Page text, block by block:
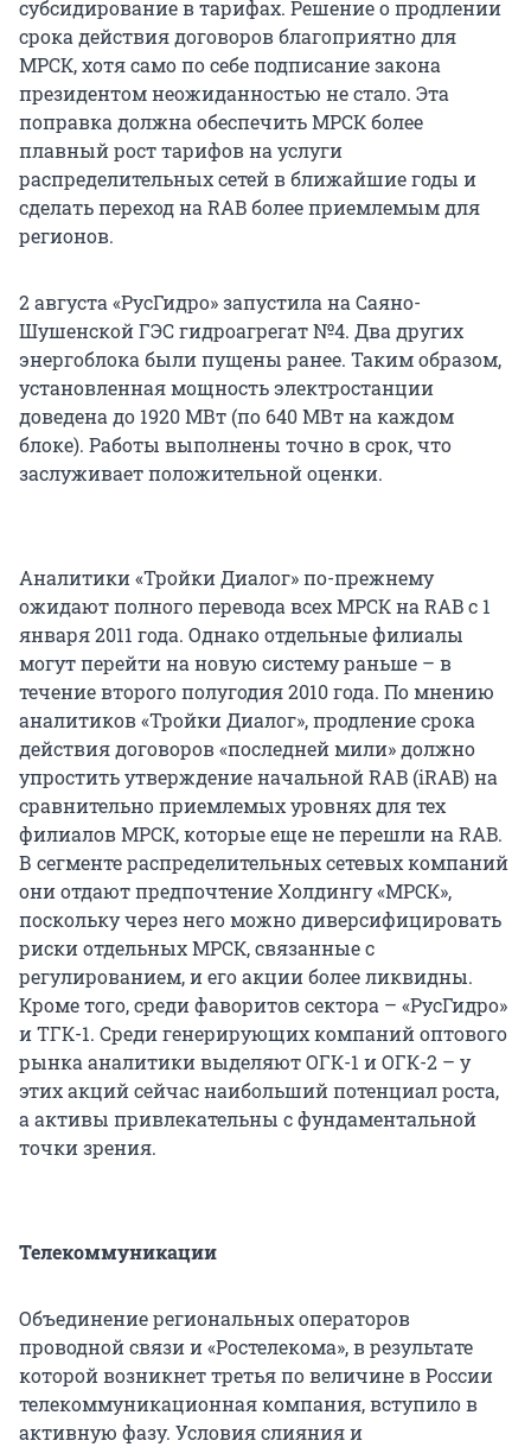
субсидирование в тарифах. Решение о продлении
срока действия договоров благоприятно для
МРСК, хотя само по себе подписание закона
президентом неожиданностью не стало. Эта
поправка должна обеспечить МРСК более
плавный рост тарифов на услуги
распределительных сетей в ближайшие годы и
сделать переход на RAB более приемлемым для
регионов.
2 августа «РусГидро» запустила на Саяно-
Шушенской ГЭС гидроагрегат №4. Два других
энергоблока были пущены ранее. Таким образом,
установленная мощность электростанции
доведена до 1920 МВт (по 640 МВт на каждом
блоке). Работы выполнены точно в срок, что
заслуживает положительной оценки.
Аналитики «Тройки Диалог» по-прежнему
ожидают полного перевода всех МРСК на RAB с 1
января 2011 года. Однако отдельные филиалы
могут перейти на новую систему раньше – в
течение второго полугодия 2010 года. По мнению
аналитиков «Тройки Диалог», продление срока
действия договоров «последней мили» должно
упростить утверждение начальной RAB (iRAB) на
сравнительно приемлемых уровнях для тех
филиалов МРСК, которые еще не перешли на RAB.
В сегменте распределительных сетевых компаний
они отдают предпочтение Холдингу «МРСК»,
поскольку через него можно диверсифицировать
риски отдельных МРСК, связанные с
регулированием, и его акции более ликвидны.
Кроме того, среди фаворитов сектора – «РусГидро»
и ТГК-1. Среди генерирующих компаний оптового
рынка аналитики выделяют ОГК-1 и ОГК-2 – у
этих акций сейчас наибольший потенциал роста,
а активы привлекательны с фундаментальной
точки зрения.
Телекоммуникации
Объединение региональных операторов
проводной связи и «Ростелекома», в результате
которой возникнет третья по величине в России
телекоммуникационная компания, вступило в
активную фазу. Условия слияния и